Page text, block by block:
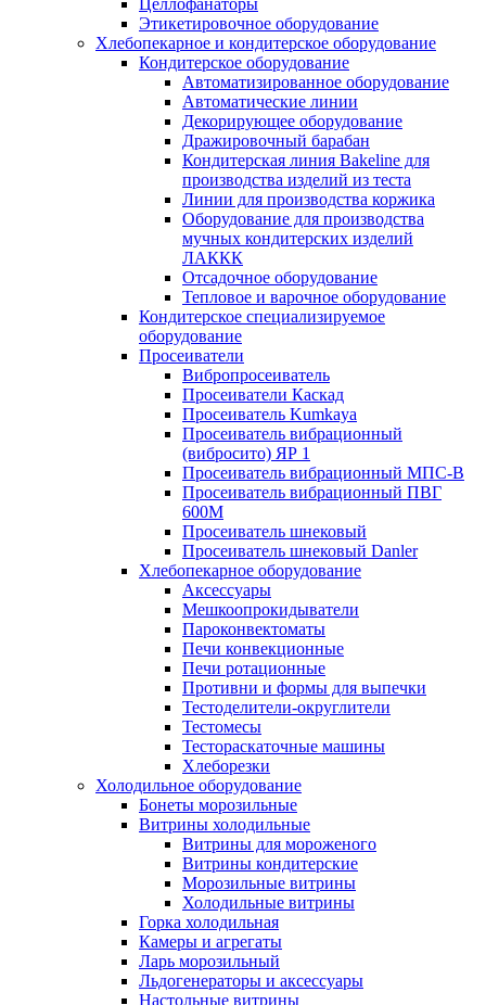
Этикетировочное оборудование
Хлебопекарное и кондитерское оборудование
Кондитерское оборудование
Автоматизированное оборудование
Автоматические линии
Декорирующее оборудование
Дражировочный барабан
Кондитерская линия Bakeline для
производства изделий из теста
Линии для производства коржика
Оборудование для производства
мучных кондитерских изделий
ЛАККК
Отсадочное оборудование
Тепловое и варочное оборудование
Кондитерское специализируемое
оборудование
Просеиватели
Вибропросеиватель
Просеиватели Каскад
Просеиватель Kumkaya
Просеиватель вибрационный
(вибросито) ЯР 1
Просеиватель вибрационный МПС-В
Просеиватель вибрационный ПВГ
600М
Просеиватель шнековый
Просеиватель шнековый Danler
Хлебопекарное оборудование
Аксессуары
Мешкоопрокидыватели
Пароконвектоматы
Печи конвекционные
Печи ротационные
Противни и формы для выпечки
Тестоделители-округлители
Тестомесы
Тестораскаточные машины
Хлеборезки
Холодильное оборудование
Бонеты морозильные
Витрины холодильные
Витрины для мороженого
Витрины кондитерские
Морозильные витрины
Холодильные витрины
Горка холодильная
Камеры и агрегаты
Ларь морозильный
Льдогенераторы и аксессуары
Настольные витрины